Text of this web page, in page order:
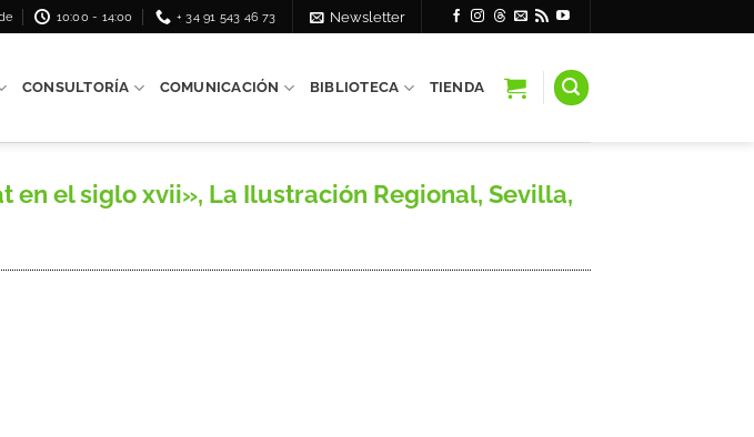
10:00 - 14:00 + 34 91 543 46 73 Newsletter
CONSULTORÍA COMUNICACIÓN BIBLIOTECA TIENDA
en el siglo xvii», La Ilustración Regional, Sevilla,